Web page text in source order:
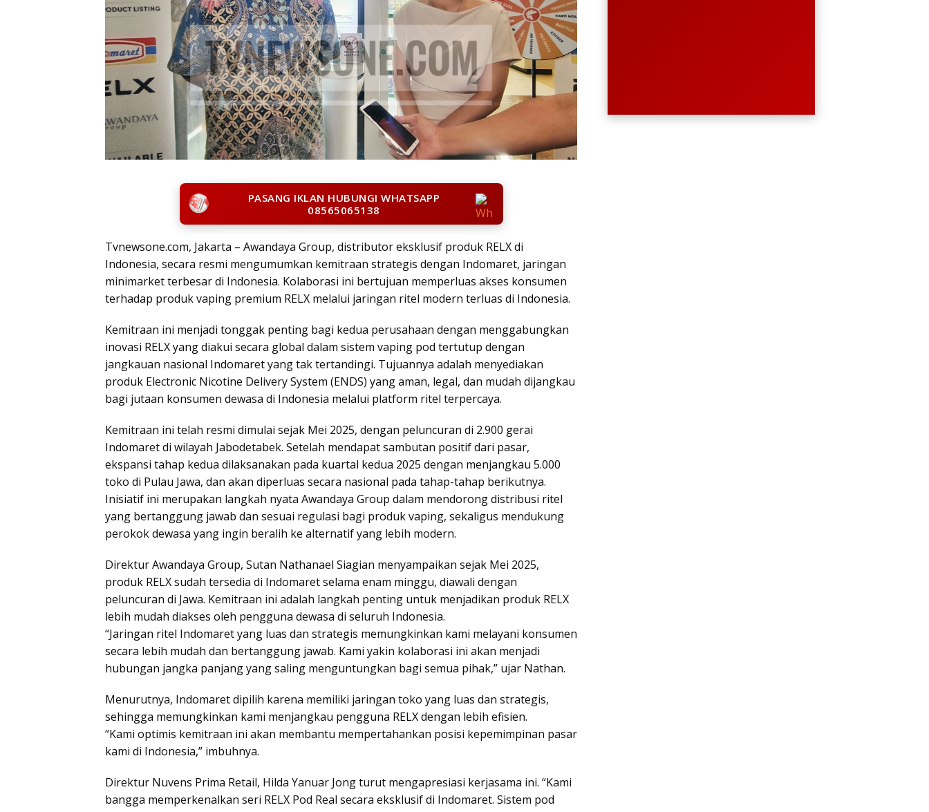
PASANG IKLAN HUBUNGI WHATSAPP
08565065138
Tvnewsone.com, Jakarta – Awandaya Group, distributor eksklusif produk RELX di
Indonesia, secara resmi mengumumkan kemitraan strategis dengan Indomaret, jaringan
minimarket terbesar di Indonesia. Kolaborasi ini bertujuan memperluas akses konsumen
terhadap produk vaping premium RELX melalui jaringan ritel modern terluas di Indonesia.
Kemitraan ini menjadi tonggak penting bagi kedua perusahaan dengan menggabungkan
inovasi RELX yang diakui secara global dalam sistem vaping pod tertutup dengan
jangkauan nasional Indomaret yang tak tertandingi. Tujuannya adalah menyediakan
produk Electronic Nicotine Delivery System (ENDS) yang aman, legal, dan mudah dijangkau
bagi jutaan konsumen dewasa di Indonesia melalui platform ritel terpercaya.
Kemitraan ini telah resmi dimulai sejak Mei 2025, dengan peluncuran di 2.900 gerai
Indomaret di wilayah Jabodetabek. Setelah mendapat sambutan positif dari pasar,
ekspansi tahap kedua dilaksanakan pada kuartal kedua 2025 dengan menjangkau 5.000
toko di Pulau Jawa, dan akan diperluas secara nasional pada tahap-tahap berikutnya.
Inisiatif ini merupakan langkah nyata Awandaya Group dalam mendorong distribusi ritel
yang bertanggung jawab dan sesuai regulasi bagi produk vaping, sekaligus mendukung
perokok dewasa yang ingin beralih ke alternatif yang lebih modern.
Direktur Awandaya Group, Sutan Nathanael Siagian menyampaikan sejak Mei 2025,
produk RELX sudah tersedia di Indomaret selama enam minggu, diawali dengan
peluncuran di Jawa. Kemitraan ini adalah langkah penting untuk menjadikan produk RELX
lebih mudah diakses oleh pengguna dewasa di seluruh Indonesia.
“Jaringan ritel Indomaret yang luas dan strategis memungkinkan kami melayani konsumen
secara lebih mudah dan bertanggung jawab. Kami yakin kolaborasi ini akan menjadi
hubungan jangka panjang yang saling menguntungkan bagi semua pihak,” ujar Nathan.
Menurutnya, Indomaret dipilih karena memiliki jaringan toko yang luas dan strategis,
sehingga memungkinkan kami menjangkau pengguna RELX dengan lebih efisien.
“Kami optimis kemitraan ini akan membantu mempertahankan posisi kepemimpinan pasar
kami di Indonesia,” imbuhnya.
Direktur Nuvens Prima Retail, Hilda Yanuar Jong turut mengapresiasi kerjasama ini. “Kami
bangga memperkenalkan seri RELX Pod Real secara eksklusif di Indomaret. Sistem pod